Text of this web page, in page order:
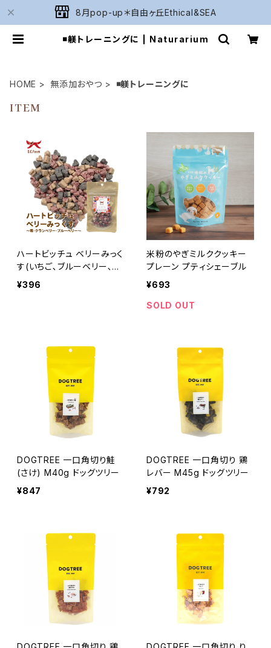
8月pop-up＊自由ヶ丘Ethical&SEA
◾️躾トレーニングに | Naturarium
HOME 無添加おやつ ◾️躾トレーニングに
ITEM
ハートビッチュ ベリーみっく
す(いちご､ブルーベリー､ク
ランベリー)OCファーム
¥396
米粉のやぎミルククッキー
プレーン プティシェーブル
¥693
SOLD OUT
DOGTREE 一口角切り鮭
(さけ) M40g ドッグツリー
¥847
DOGTREE 一口角切り 鶏
レバー M45g ドッグツリー
¥792